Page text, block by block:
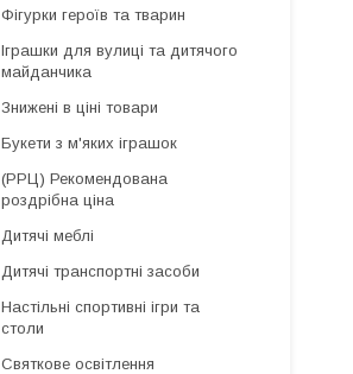
Фігурки героїв та тварин
Іграшки для вулиці та дитячого
майданчика
Знижені в ціні товари
Букети з м'яких іграшок
(РРЦ) Рекомендована
роздрібна ціна
Дитячі меблі
Дитячі транспортні засоби
Настільні спортивні ігри та
столи
Святкове освітлення